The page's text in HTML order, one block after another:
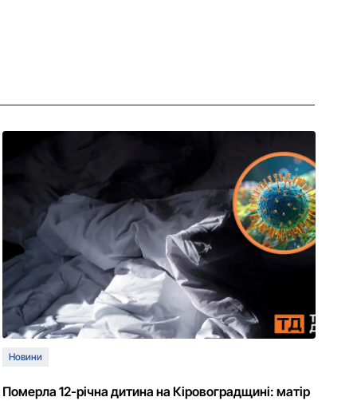
Новини
Померла 12-річна дитина на Кіровоградщині: матір